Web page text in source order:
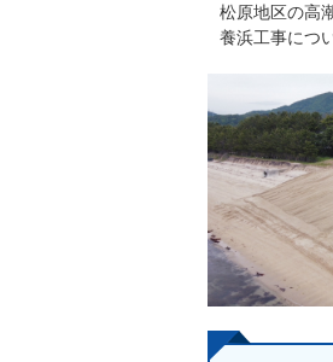
松原地区の高
養浜工事につ